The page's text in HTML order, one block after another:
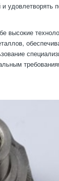
удовлетворять
высокие